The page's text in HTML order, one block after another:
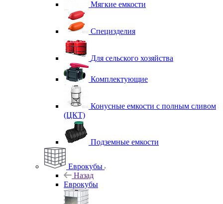
Мягкие емкости
Специзделия
Для сельского хозяйства
Комплектующие
Конусные емкости с полным сливом
(ЦКТ)
Подземные емкости
Еврокубы
Назад
Еврокубы